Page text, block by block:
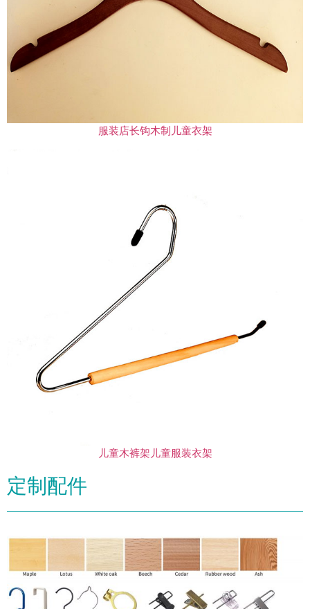
服装店长钩木制儿童衣架
儿童木裤架儿童服装衣架
定制配件